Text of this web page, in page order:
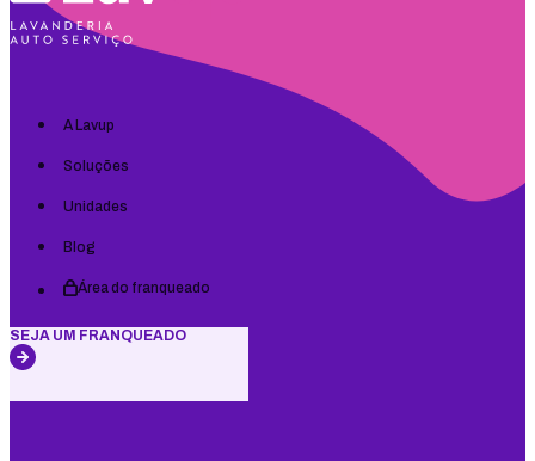
A Lavup
Soluções
Unidades
Blog
Área do franqueado
SEJA UM FRANQUEADO